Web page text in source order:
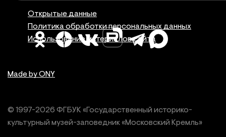
Made by ONY
© 1997-2026 ФГБУК «Государственный историко-
культурный музей-заповедник «Московский Кремль»
Правовая
Открытые данные
Политика обработки персональных данных
Использование материалов сайта